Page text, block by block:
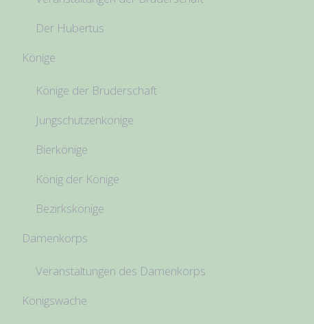
Der Hubertus
Könige
Könige der Bruderschaft
Jungschützenkönige
Bierkönige
König der Könige
Bezirkskönige
Damenkorps
Veranstaltungen des Damenkorps
Königswache